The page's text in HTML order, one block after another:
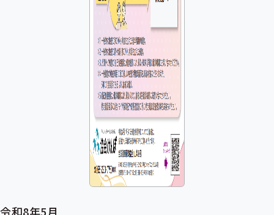
令和8年5月